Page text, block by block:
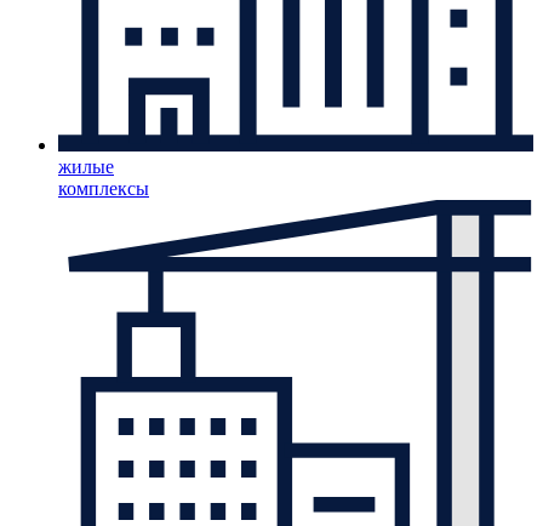
жилые
комплексы